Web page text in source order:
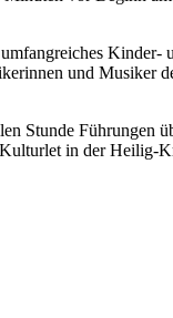
und Musiker
Stunde Führungen
in der Heilig-